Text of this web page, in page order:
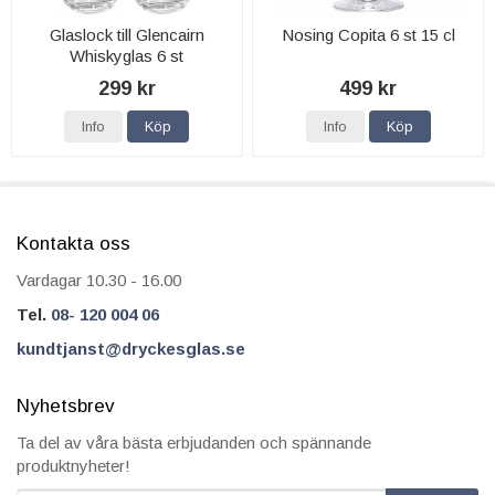
Glaslock till Glencairn
Whiskyglas 6 st
299 kr
Info Köp
Nosing Copita 6 st 15 cl
499 kr
Info Köp
Kontakta oss
Vardagar 10.30 - 16.00
Tel. 08- 120 004 06
kundtjanst@dryckesglas.se
Nyhetsbrev
Ta del av våra bästa erbjudanden och spännande
produktnyheter!